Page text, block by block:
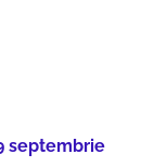
septembrie